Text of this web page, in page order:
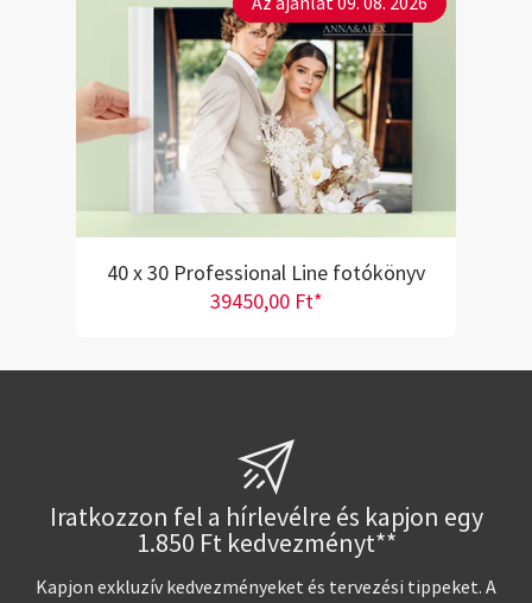
40 x 30 Professional Line fotókönyv
39450,00 Ft*
Iratkozzon fel a hírlevélre és kapjon egy
1.850 Ft kedvezményt**
Kapjon exkluzív kedvezményeket és tervezési tippeket. A